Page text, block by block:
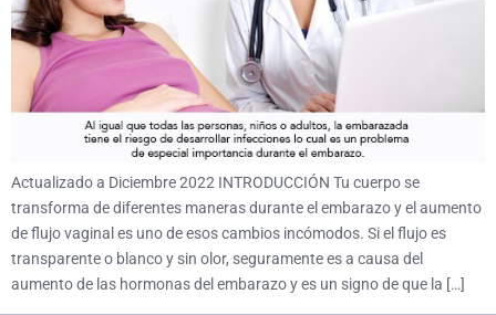
Actualizado a Diciembre 2022 INTRODUCCIÓN Tu cuerpo se
transforma de diferentes maneras durante el embarazo y el aumento
de flujo vaginal es uno de esos cambios incómodos. Si el flujo es
transparente o blanco y sin olor, seguramente es a causa del
aumento de las hormonas del embarazo y es un signo de que la […]